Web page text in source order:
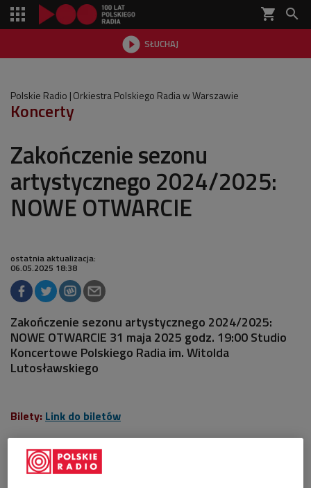
shopping_cart 
 SŁUCHAJ

Polskie Radio Orkiestra Polskiego Radia w Warszawie
Koncerty
Zakończenie sezonu
artystycznego 2024/2025:
NOWE OTWARCIE
ostatnia aktualizacja:
06.05.2025 18:38
Zakończenie sezonu artystycznego 2024/2025:
NOWE OTWARCIE 31 maja 2025 godz. 19:00 Studio
Koncertowe Polskiego Radia im. Witolda
Lutosławskiego
Bilety: Link do biletów
Program:
Marcin Markowicz– Koncert skrzypcowy